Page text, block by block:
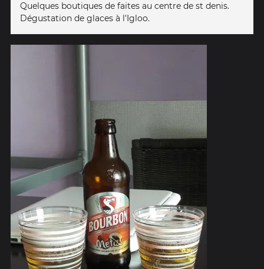
Quelques boutiques de faites au centre de st denis.
Dégustation de glaces à l'Igloo.